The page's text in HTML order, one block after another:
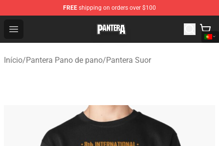
FREE shipping on orders over $100
Open menu
Pantera Store - Official Pantera Merchandise Shop
Início/Pantera Pano de pano/Pantera Suor